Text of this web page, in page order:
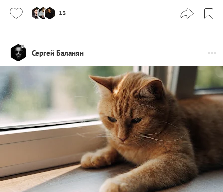
13
Сергей Баланян